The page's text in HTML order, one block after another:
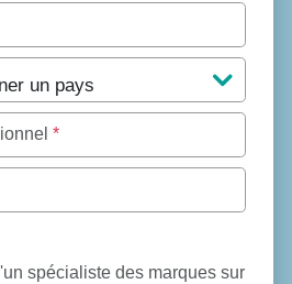
*
spécialiste des marques sur